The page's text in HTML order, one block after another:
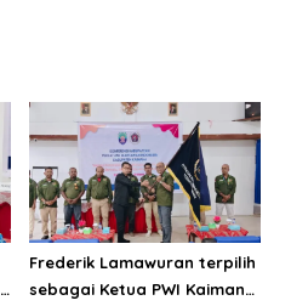
Frederik Lamawuran terpilih
sebagai Ketua PWI Kaimana